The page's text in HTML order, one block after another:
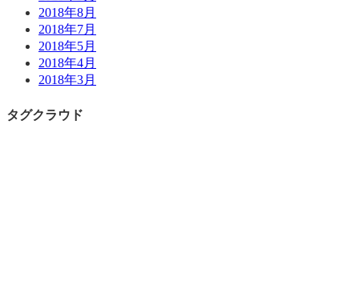
2018年8月
2018年7月
2018年5月
2018年4月
2018年3月
タグクラウド